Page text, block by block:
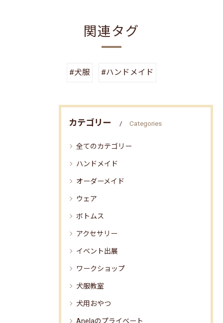
関連タグ
#犬服 #ハンドメイド
カテゴリー Categories
全てのカテゴリー
ハンドメイド
オーダーメイド
ウェア
ボトムス
アクセサリー
イベント出展
ワークショップ
犬服教室
犬用おやつ
Anelaのプライベート